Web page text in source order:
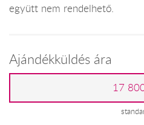
együtt nem rendelhető.
Ajándékküldés ára
17